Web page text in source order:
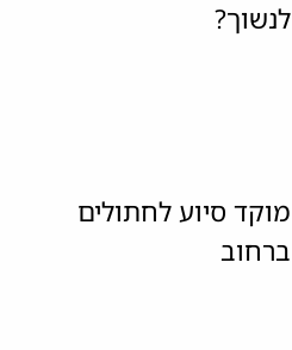
לנשוך?
מוקד סיוע לחתולים
ברחוב